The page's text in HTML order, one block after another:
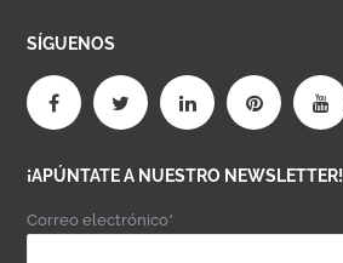
SÍGUENOS
¡APÚNTATE A NUESTRO NEWSLETTER!
Correo electrónico*